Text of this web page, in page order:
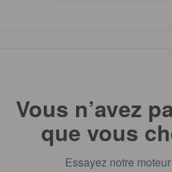
Vous n’avez
que vous
Essayez notre